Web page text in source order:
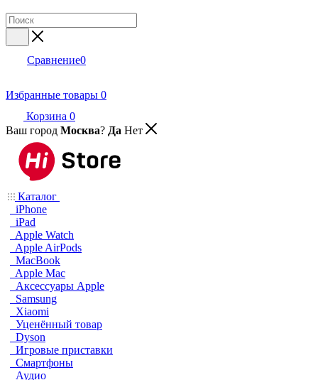
Сравнение0
Избранные товары 0
Корзина 0
Ваш город Москва? Да Нет
Каталог
iPhone
iPad
Apple Watch
Apple AirPods
MacBook
Apple Mac
Аксессуары Apple
Samsung
Xiaomi
Уценённый товар
Dyson
Игровые приставки
Смартфоны
Аудио